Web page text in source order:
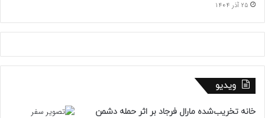
25 آذر 1404
ویدیو
خانه تخریب‌شده مارال فرجاد بر اثر حمله دشمن